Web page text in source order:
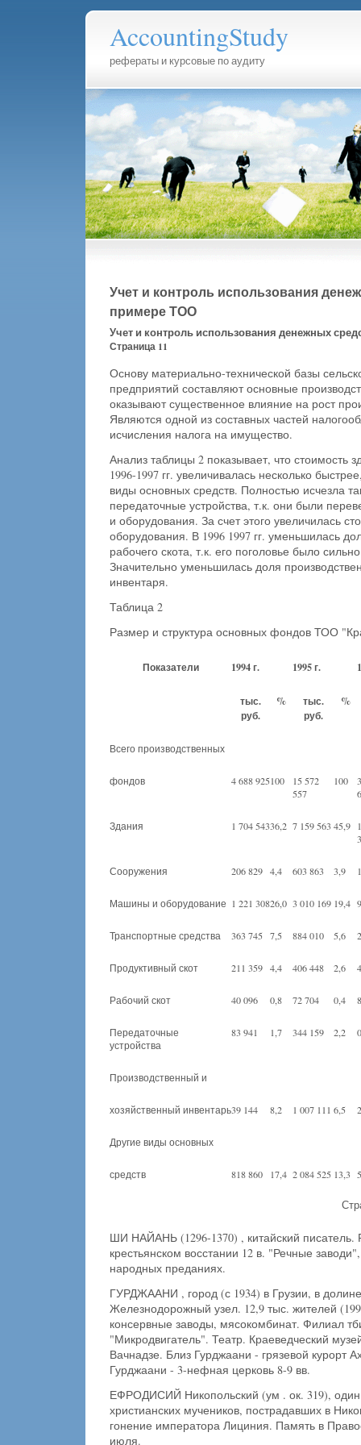
AccountingStudy
рефераты и курсовые по аудиту
Учет и контроль использования
примере ТОО
Учет и контроль использования денежных
Страница 11
Основу материально-технической базы
предприятий составляют основные
оказывают существенное влияние на рост
Являются одной из составных частей
исчисления налога на имущество.
Анализ таблицы 2 показывает, что стоимость
1996-1997 гг. увеличивалась несколько
виды основных средств. Полностью исчезла
передаточные устройства, т.к. они были
и оборудования. За счет этого увеличилась
оборудования. В 1996 1997 гг. уменьшилась
рабочего скота, т.к. его поголовье было
Значительно уменьшилась доля
инвентаря.
Таблица 2
Размер и структура основных фондов ТОО
Показатели 1994 г. 1995 г.
тыс.
руб.
%
тыс.
руб.
%
Всего производственных
фондов 4 688 925100
15 572
557
100
Здания 1 704 54336,2 7 159 56345,9
Сооружения 206 829 4,4 603 863 3,9
Машины и оборудование 1 221 30826,0 3 010 169 19,4
Транспортные средства 363 745 7,5 884 010 5,6
Продуктивный скот 211 359 4,4 406 448 2,6
Рабочий скот 40 096 0,8 72 704 0,4
Передаточные
устройства
83 941 1,7 344 159 2,2
Производственный и
хозяйственный инвентарь39 144 8,2 1 007 111 6,5
Другие виды основных
средств 818 860 17,4 2 084 525 13,3
ШИ НАЙАНЬ (1296-1370) , китайский писатель.
крестьянском восстании 12 в. "Речные
народных преданиях.
ГУРДЖААНИ , город (с 1934) в Грузии, в
Железнодорожный узел. 12,9 тыс. жителей
консервные заводы, мясокомбинат. Филиал
"Микродвигатель". Театр. Краеведческий
Вачнадзе. Близ Гурджаани - грязевой курорт
Гурджаани - 3-нефная церковь 8-9 вв.
ЕФРОДИСИЙ Никопольский (ум . ок. 319), один
христианских мучеников, пострадавших в
гонение императора Лициния. Память в
июля.